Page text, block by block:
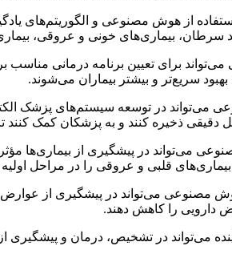
از هوش مصنوعی و الگوریتم‌های
سرطان، بیماری‌های خونی و عروقی،
برای تعیین برنامه درمانی مناسب
سریع‌تر و بیشتر بیماران می‌شوند.
می‌تواند در توسعه سیستم‌های پزشک
دقیقی ذخیره کنند و به پزشکان کمک کنند
می‌تواند در پیشگیری از بیماری‌ها
قلبی و عروقی را در مراحل
مصنوعی می‌تواند در پیشگیری از عوارض
دارویی را کاهش دهند.
می‌تواند در تشخیص، درمان و پیشگیری از